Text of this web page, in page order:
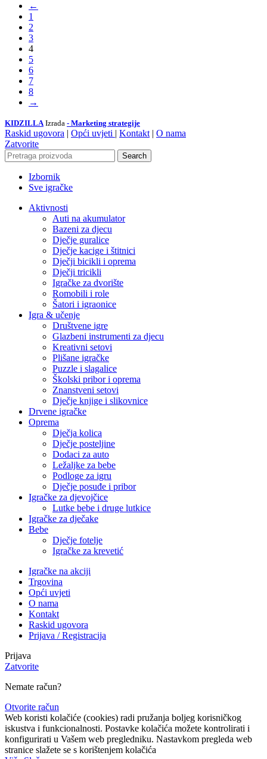
←
1
2
3
4
5
6
7
8
→
KIDZILLA Izrada - Marketing strategije
Raskid ugovora | Opći uvjeti | Kontakt | O nama
Zatvorite
Search
Izbornik
Sve igračke
Aktivnosti
Auti na akumulator
Bazeni za djecu
Dječje guralice
Dječje kacige i štitnici
Dječji bicikli i oprema
Dječji tricikli
Igračke za dvorište
Romobili i role
Šatori i igraonice
Igra & učenje
Društvene igre
Glazbeni instrumenti za djecu
Kreativni setovi
Plišane igračke
Puzzle i slagalice
Školski pribor i oprema
Znanstveni setovi
Dječje knjige i slikovnice
Drvene igračke
Oprema
Dječja kolica
Dječje posteljine
Dodaci za auto
Ležaljke za bebe
Podloge za igru
Dječje posuđe i pribor
Igračke za djevojčice
Lutke bebe i druge lutkice
Igračke za dječake
Bebe
Dječje fotelje
Igračke za krevetić
Igračke na akciji
Trgovina
Opći uvjeti
O nama
Kontakt
Raskid ugovora
Prijava / Registracija
Prijava
Zatvorite
Nemate račun?
Otvorite račun
Web koristi kolačiće (cookies) radi pružanja boljeg korisničkog
iskustva i funkcionalnosti. Postavke kolačića možete kontrolirati i
konfigurirati u Vašem web pregledniku. Nastavkom pregleda web
stranice slažete se s korištenjem kolačića